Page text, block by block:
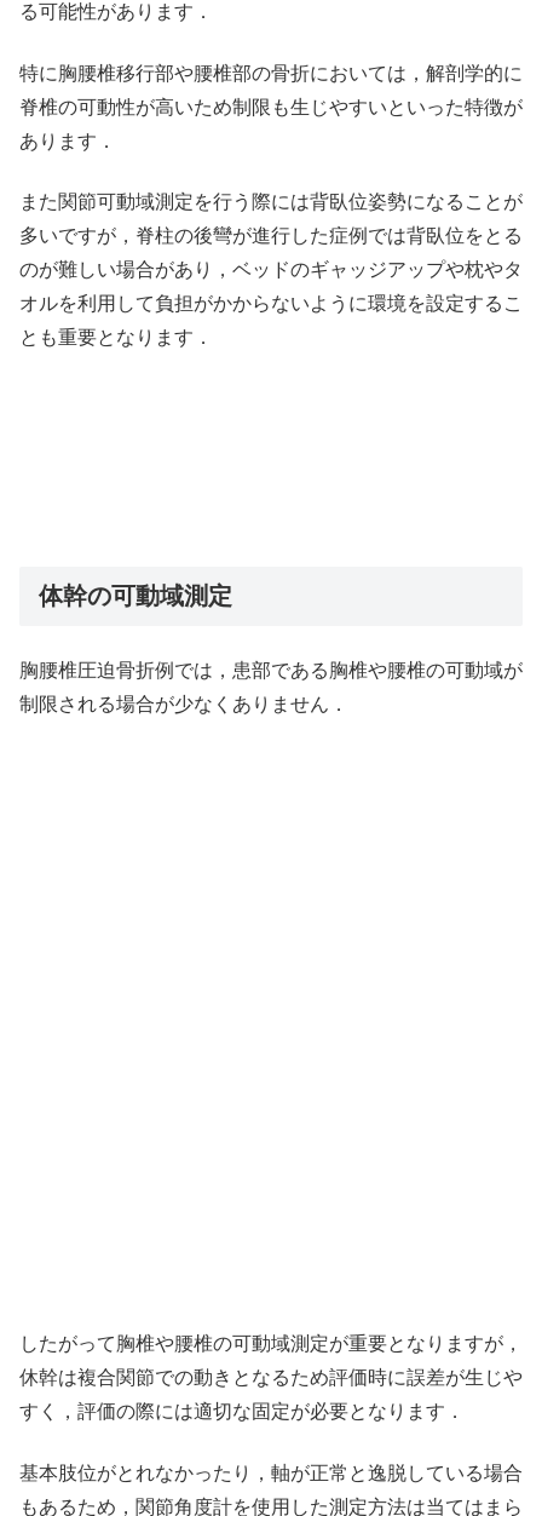
る可能性があります．
特に胸腰椎移行部や腰椎部の骨折においては，解剖学的に
脊椎の可動性が高いため制限も生じやすいといった特徴が
あります．
また関節可動域測定を行う際には背臥位姿勢になることが
多いですが，脊柱の後彎が進行した症例では背臥位をとる
のが難しい場合があり，ベッドのギャッジアップや枕やタ
オルを利用して負担がかからないように環境を設定するこ
とも重要となります．
体幹の可動域測定
胸腰椎圧迫骨折例では，患部である胸椎や腰椎の可動域が
制限される場合が少なくありません．
したがって胸椎や腰椎の可動域測定が重要となりますが，
休幹は複合関節での動きとなるため評価時に誤差が生じや
すく，評価の際には適切な固定が必要となります．
基本肢位がとれなかったり，軸が正常と逸脱している場合
もあるため，関節角度計を使用した測定方法は当てはまら